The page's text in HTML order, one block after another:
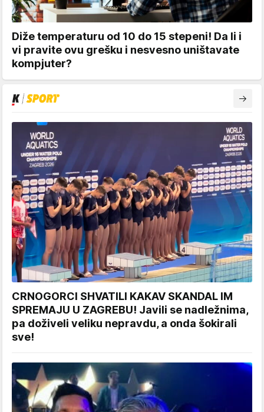
Diže temperaturu od 10 do 15 stepeni! Da li i
vi pravite ovu grešku i nesvesno uništavate
kompjuter?
CRNOGORCI SHVATILI KAKAV SKANDAL IM
SPREMAJU U ZAGREBU! Javili se nadležnima,
pa doživeli veliku nepravdu, a onda šokirali
sve!